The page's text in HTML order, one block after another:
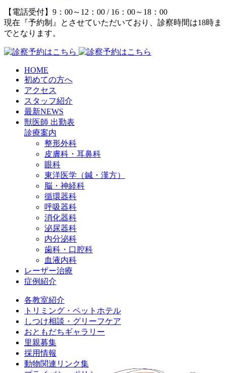
【電話受付】9：00～12：00 / 16：00～18：00
現在『予約制』とさせていただいており、診察時間は18時ま
でとなります。
HOME
初めての方へ
アクセス
スタッフ紹介
最新NEWS
獣医師 出勤表
診療案内
整形外科
皮膚科・耳鼻科
眼科
東洋医学（鍼・漢方）
脳・神経科
循環器科
呼吸器科
消化器科
泌尿器科
内分泌科
歯科・口腔科
血液内科
レーザー治療
症例紹介
各教室紹介
トリミング・ペットホテル
しつけ相談・グリーフケア
おともだちギャラリー
里親募集
採用情報
動物関連リンク集